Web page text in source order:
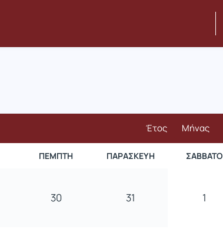
Ι
Έτος Μήνας
ΠΈΜΠΤΗ ΠΑΡΑΣΚΕΥΉ ΣΆΒΒΑΤΟ
30 31 1